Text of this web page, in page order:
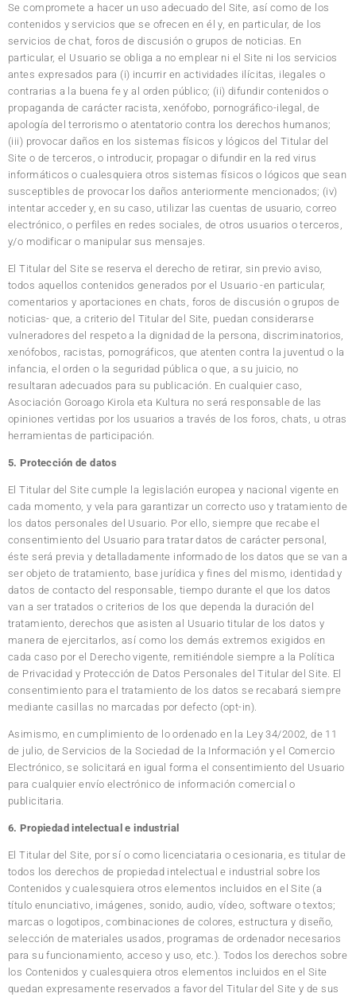
Se compromete a hacer un uso adecuado del Site, así como de los
contenidos y servicios que se ofrecen en él y, en particular, de los
servicios de chat, foros de discusión o grupos de noticias. En
particular, el Usuario se obliga a no emplear ni el Site ni los servicios
antes expresados para (i) incurrir en actividades ilícitas, ilegales o
contrarias a la buena fe y al orden público; (ii) difundir contenidos o
propaganda de carácter racista, xenófobo, pornográfico-ilegal, de
apología del terrorismo o atentatorio contra los derechos humanos;
(iii) provocar daños en los sistemas físicos y lógicos del Titular del
Site o de terceros, o introducir, propagar o difundir en la red virus
informáticos o cualesquiera otros sistemas físicos o lógicos que sean
susceptibles de provocar los daños anteriormente mencionados; (iv)
intentar acceder y, en su caso, utilizar las cuentas de usuario, correo
electrónico, o perfiles en redes sociales, de otros usuarios o terceros,
y/o modificar o manipular sus mensajes.
El Titular del Site se reserva el derecho de retirar, sin previo aviso,
todos aquellos contenidos generados por el Usuario -en particular,
comentarios y aportaciones en chats, foros de discusión o grupos de
noticias- que, a criterio del Titular del Site, puedan considerarse
vulneradores del respeto a la dignidad de la persona, discriminatorios,
xenófobos, racistas, pornográficos, que atenten contra la juventud o la
infancia, el orden o la seguridad pública o que, a su juicio, no
resultaran adecuados para su publicación. En cualquier caso,
Asociación Goroago Kirola eta Kultura no será responsable de las
opiniones vertidas por los usuarios a través de los foros, chats, u otras
herramientas de participación.
5. Protección de datos
El Titular del Site cumple la legislación europea y nacional vigente en
cada momento, y vela para garantizar un correcto uso y tratamiento de
los datos personales del Usuario. Por ello, siempre que recabe el
consentimiento del Usuario para tratar datos de carácter personal,
éste será previa y detalladamente informado de los datos que se van a
ser objeto de tratamiento, base jurídica y fines del mismo, identidad y
datos de contacto del responsable, tiempo durante el que los datos
van a ser tratados o criterios de los que dependa la duración del
tratamiento, derechos que asisten al Usuario titular de los datos y
manera de ejercitarlos, así como los demás extremos exigidos en
cada caso por el Derecho vigente, remitiéndole siempre a la Política
de Privacidad y Protección de Datos Personales del Titular del Site. El
consentimiento para el tratamiento de los datos se recabará siempre
mediante casillas no marcadas por defecto (opt-in).
Asimismo, en cumplimiento de lo ordenado en la Ley 34/2002, de 11
de julio, de Servicios de la Sociedad de la Información y el Comercio
Electrónico, se solicitará en igual forma el consentimiento del Usuario
para cualquier envío electrónico de información comercial o
publicitaria.
6. Propiedad intelectual e industrial
El Titular del Site, por sí o como licenciataria o cesionaria, es titular de
todos los derechos de propiedad intelectual e industrial sobre los
Contenidos y cualesquiera otros elementos incluidos en el Site (a
título enunciativo, imágenes, sonido, audio, vídeo, software o textos;
marcas o logotipos, combinaciones de colores, estructura y diseño,
selección de materiales usados, programas de ordenador necesarios
para su funcionamiento, acceso y uso, etc.). Todos los derechos sobre
los Contenidos y cualesquiera otros elementos incluidos en el Site
quedan expresamente reservados a favor del Titular del Site y de sus